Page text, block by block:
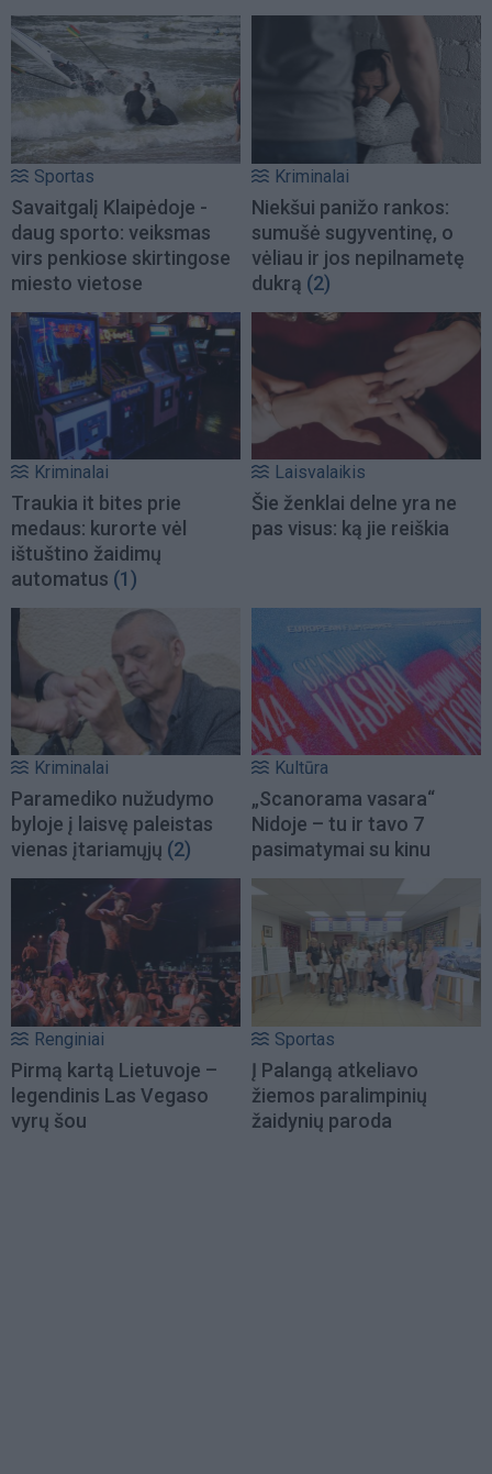
Sportas
Savaitgalį Klaipėdoje -
daug sporto: veiksmas
virs penkiose skirtingose
miesto vietose
Kriminalai
Niekšui panižo rankos:
sumušė sugyventinę, o
vėliau ir jos nepilnametę
dukrą (2)
Kriminalai
Traukia it bites prie
medaus: kurorte vėl
ištuštino žaidimų
automatus (1)
Laisvalaikis
Šie ženklai delne yra ne
pas visus: ką jie reiškia
Kriminalai
Paramediko nužudymo
byloje į laisvę paleistas
vienas įtariamųjų (2)
Kultūra
„Scanorama vasara“
Nidoje – tu ir tavo 7
pasimatymai su kinu
Renginiai
Pirmą kartą Lietuvoje –
legendinis Las Vegaso
vyrų šou
Sportas
Į Palangą atkeliavo
žiemos paralimpinių
žaidynių paroda